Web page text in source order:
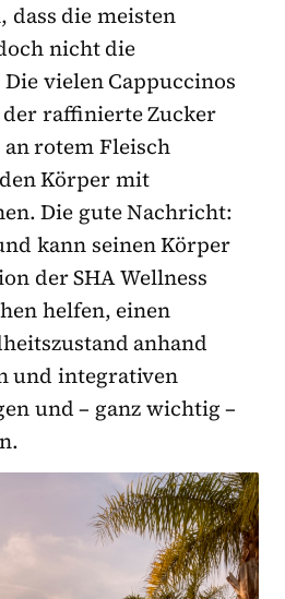
dass die meisten
nicht die
vielen Cappuccinos
raffinierte Zucker
rotem Fleisch
Körper mit
Die gute Nachricht:
kann seinen Körper
der SHA Wellness
helfen, einen
anhand
und integrativen
und – ganz wichtig –